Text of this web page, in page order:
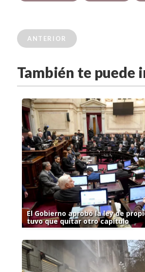
ANTERIOR
También te puede
El Gobierno aprobó la ley de
tuvo que quitar otro capítulo